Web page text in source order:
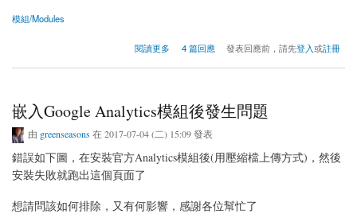
模組/Modules
閱讀更多 4 篇回應 發表回應前，請先登入或註冊
嵌入Google Analytics模組後發生問題
由 greenseasons 在 2017-07-04 (二) 15:09 發表
錯誤如下圖，在安裝官方Analytics模組後(用壓縮檔上傳方式)，然後
安裝失敗就跑出這個頁面了
想請問該如何排除，又有何影響，感謝各位幫忙了